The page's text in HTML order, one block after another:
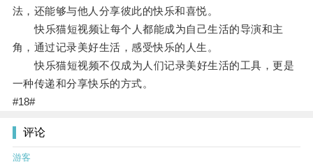
法，还能够与他人分享彼此的快乐和喜悦。
快乐猫短视频让每个人都能成为自己生活的导演和主
角，通过记录美好生活，感受快乐的人生。
快乐猫短视频不仅成为人们记录美好生活的工具，更是
一种传递和分享快乐的方式。
#18#
评论
游客